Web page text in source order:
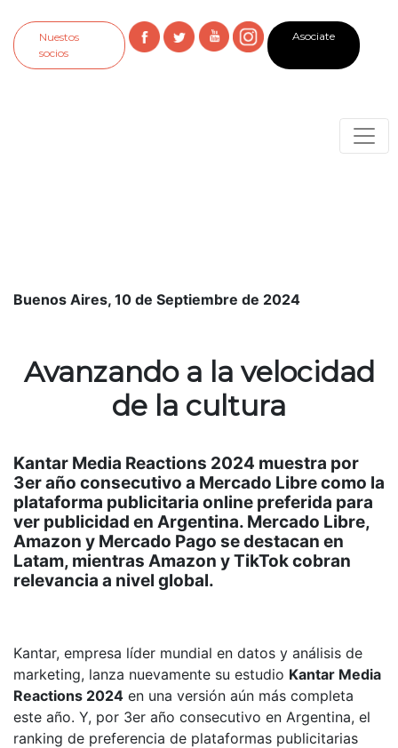
Nuestos
socios
Asociate
Buenos Aires, 10 de Septiembre de 2024
Avanzando a la velocidad
de la cultura
Kantar Media Reactions 2024 muestra por
3er año consecutivo a Mercado Libre como la
plataforma publicitaria online preferida para
ver publicidad en Argentina. Mercado Libre,
Amazon y Mercado Pago se destacan en
Latam, mientras Amazon y TikTok cobran
relevancia a nivel global.
Kantar, empresa líder mundial en datos y análisis de
marketing, lanza nuevamente su estudio Kantar Media
Reactions 2024 en una versión aún más completa
este año. Y, por 3er año consecutivo en Argentina, el
ranking de preferencia de plataformas publicitarias